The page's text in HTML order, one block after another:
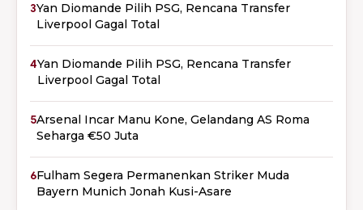
3Yan Diomande Pilih PSG, Rencana Transfer
Liverpool Gagal Total
4Yan Diomande Pilih PSG, Rencana Transfer
Liverpool Gagal Total
5Arsenal Incar Manu Kone, Gelandang AS Roma
Seharga €50 Juta
6Fulham Segera Permanenkan Striker Muda
Bayern Munich Jonah Kusi-Asare